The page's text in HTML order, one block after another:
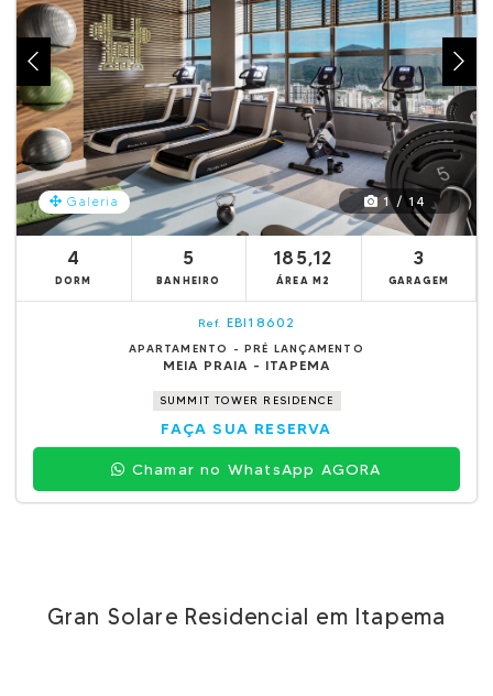
Galeria 1 / 14
4
DORM
5
BANHEIRO
185,12
ÁREA M2
3
GARAGEM
Ref. EBI18602
APARTAMENTO - PRÉ LANÇAMENTO
MEIA PRAIA - ITAPEMA
SUMMIT TOWER RESIDENCE
FAÇA SUA RESERVA
Chamar no WhatsApp AGORA
Gran Solare Residencial em Itapema